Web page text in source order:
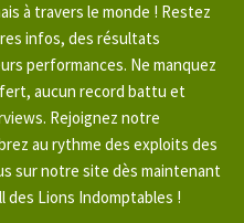
à travers le monde ! Restez
infos, des résultats
performances. Ne manquez
aucun record battu et
Rejoignez notre
au rythme des exploits des
sur notre site dès maintenant
Lions Indomptables !